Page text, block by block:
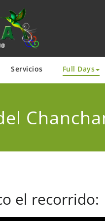
Servicios Full Days
el recorrido: